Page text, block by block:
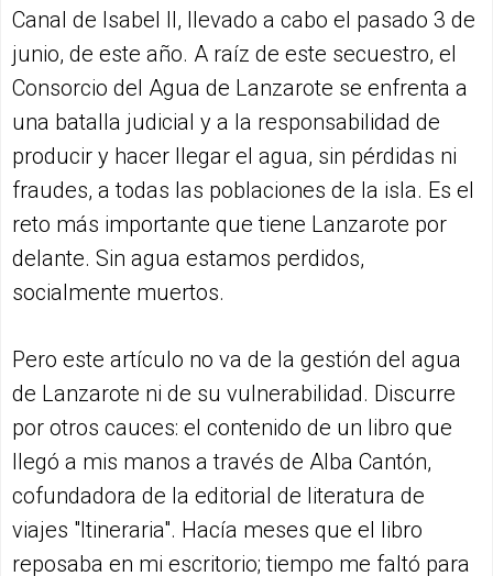
Canal de Isabel II, llevado a cabo el pasado 3 de
junio, de este año. A raíz de este secuestro, el
Consorcio del Agua de Lanzarote se enfrenta a
una batalla judicial y a la responsabilidad de
producir y hacer llegar el agua, sin pérdidas ni
fraudes, a todas las poblaciones de la isla. Es el
reto más importante que tiene Lanzarote por
delante. Sin agua estamos perdidos,
socialmente muertos.
Pero este artículo no va de la gestión del agua
de Lanzarote ni de su vulnerabilidad. Discurre
por otros cauces: el contenido de un libro que
llegó a mis manos a través de Alba Cantón,
cofundadora de la editorial de literatura de
viajes "Itineraria". Hacía meses que el libro
reposaba en mi escritorio; tiempo me faltó para